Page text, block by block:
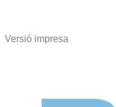
Versió impresa